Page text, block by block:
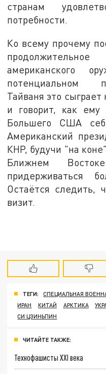
странам
потребности.
Ко всему прочему
американского
потенциальном
Тайваня это
и говорит, как
Большего США
Американский
КНР, будучи "на
Ближнем
придерживаться
Остаётся следить,
визит.
ТЕГИ: СПЕЦИАЛЬНАЯ
ИРАН
КИТАЙ АРКТИКА
СИ ЦЗИНЬПИН
ЧИТАЙТЕ ТАКЖЕ:
Технофашисты XXI века